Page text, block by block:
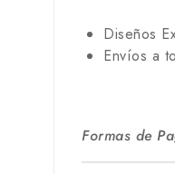
Diseños
Envíos a
Formas de